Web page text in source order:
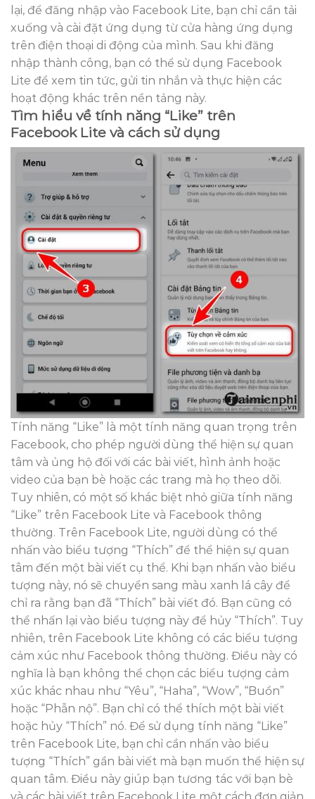
lại, để đăng nhập vào Facebook Lite, bạn chỉ cần tải
xuống và cài đặt ứng dụng từ cửa hàng ứng dụng
trên điện thoại di động của mình. Sau khi đăng
nhập thành công, bạn có thể sử dụng Facebook
Lite để xem tin tức, gửi tin nhắn và thực hiện các
hoạt động khác trên nền tảng này.
Tìm hiểu về tính năng “Like” trên
Facebook Lite và cách sử dụng
Tính năng “Like” là một tính năng quan trọng trên
Facebook, cho phép người dùng thể hiện sự quan
tâm và ủng hộ đối với các bài viết, hình ảnh hoặc
video của bạn bè hoặc các trang mà họ theo dõi.
Tuy nhiên, có một số khác biệt nhỏ giữa tính năng
“Like” trên Facebook Lite và Facebook thông
thường. Trên Facebook Lite, người dùng có thể
nhấn vào biểu tượng “Thích” để thể hiện sự quan
tâm đến một bài viết cụ thể. Khi bạn nhấn vào biểu
tượng này, nó sẽ chuyển sang màu xanh lá cây để
chỉ ra rằng bạn đã “Thích” bài viết đó. Bạn cũng có
thể nhấn lại vào biểu tượng này để hủy “Thích”. Tuy
nhiên, trên Facebook Lite không có các biểu tượng
cảm xúc như Facebook thông thường. Điều này có
nghĩa là bạn không thể chọn các biểu tượng cảm
xúc khác nhau như “Yêu”, “Haha”, “Wow”, “Buồn”
hoặc “Phẫn nộ”. Bạn chỉ có thể thích một bài viết
hoặc hủy “Thích” nó. Để sử dụng tính năng “Like”
trên Facebook Lite, bạn chỉ cần nhấn vào biểu
tượng “Thích” gần bài viết mà bạn muốn thể hiện sự
quan tâm. Điều này giúp bạn tương tác với bạn bè
và các bài viết trên Facebook Lite một cách đơn giản